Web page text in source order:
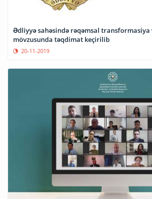
Ədliyyə sahəsində rəqəmsal
mövzusunda təqdimat keçirilib
20-11-2019